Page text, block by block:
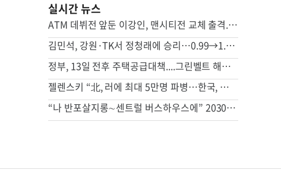
실시간 뉴스
ATM 데뷔전 앞둔 이강인, 맨시티전 교체 출격...특별 입단식도 열린다
김민석, 강원·TK서 정청래에 승리…0.99→1.48%p 격차 벌렸다
정부, 13일 전후 주택공급대책....그린벨트 해제 등 ‘영끌 대책’ 거론
젤렌스키 “北, 러에 최대 5만명 파병…한국, 방공망 지원해달라”
“나 반포살지롱∼센트럴 버스하우스에” 2030 분노의 조롱 밈